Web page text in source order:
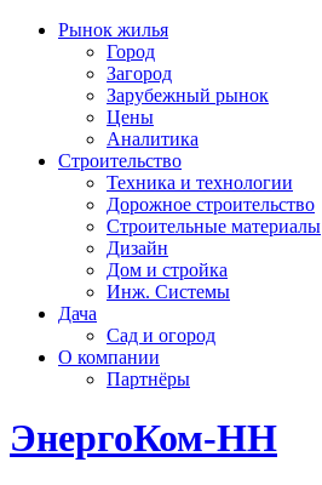
Рынок жилья
Город
Загород
Зарубежный рынок
Цены
Аналитика
Строительство
Техника и технологии
Дорожное строительство
Строительные материалы
Дизайн
Дом и стройка
Инж. Системы
Дача
Сад и огород
О компании
Партнёры
ЭнергоКом-НН